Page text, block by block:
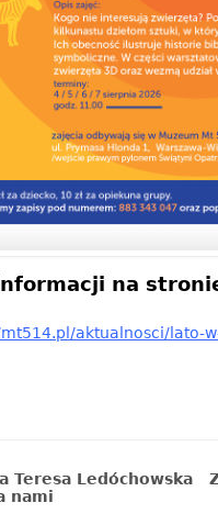
na
aktualnosci/lato-
Teresa Ledóchowska
nami